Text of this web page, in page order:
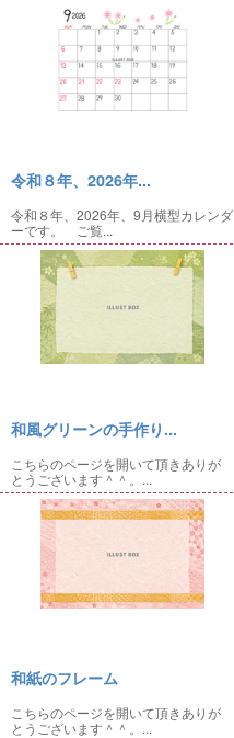
令和８年、2026年...
令和８年、2026年、9月横型カレンダ
ーです。 ご覧...
和風グリーンの手作り...
こちらのページを開いて頂きありが
とうございます＾＾。...
和紙のフレーム
こちらのページを開いて頂きありが
とうございます＾＾。...